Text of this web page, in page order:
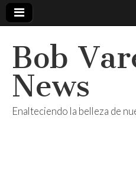
Bob
News
Enalteciendo la belleza de